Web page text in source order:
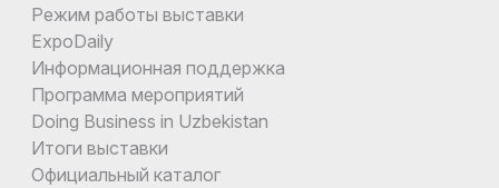
Режим работы выставки
ExpoDaily
Информационная поддержка
Программа мероприятий
Doing Business in Uzbekistan
Итоги выставки
Официальный каталог